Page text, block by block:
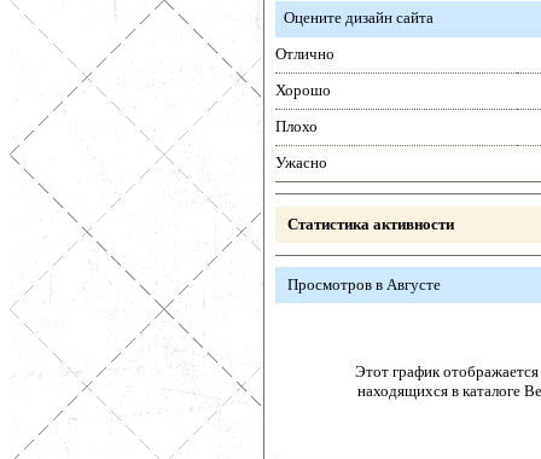
Оцените дизайн сайта
Отлично
Хорошо
Плохо
Ужасно
Статистика активности
Просмотров в Августе
Этот график отображается
находящихся в каталоге